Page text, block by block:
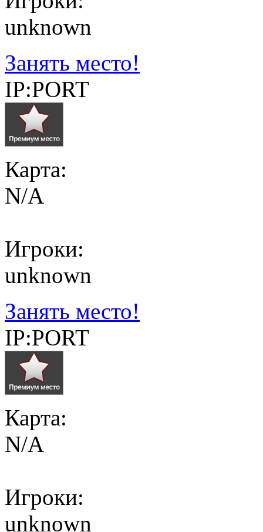
unknown
Занять место!
IP:PORT
Карта:
N/A
Игроки:
unknown
Занять место!
IP:PORT
Карта:
N/A
Игроки:
unknown